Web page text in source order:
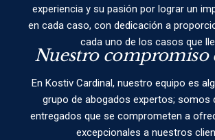
experiencia y su pasión por lograr un
en cada caso, con dedicación a
cada uno de los casos que
Nuestro compromiso
En Kostiv Cardinal, nuestro equipo es
grupo de abogados expertos; somos
entregados que se comprometen a
excepcionales a nuestros